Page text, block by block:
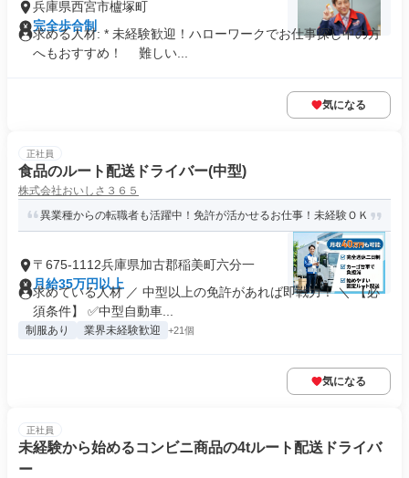
兵庫県西宮市櫨塚町
完全歩合制
求める人材: * 未経験歓迎！ハローワークでお仕事探し中の方
へもおすすめ！ 難しい...
気になる
正社員
食品のルート配送ドライバー(中型)
株式会社おいしさ３６５
異業種からの転職者も活躍中！免許が活かせるお仕事！未経験ＯＫ
〒675-1112兵庫県加古郡稲美町六分一
月給35万円以上
求めている人材 ／ 中型以上の免許があれば即戦力！ ＼ 【必
須条件】 ✅中型自動車...
制服あり 業界未経験歓迎 +21個
気になる
正社員
未経験から始めるコンビニ商品の4tルート配送ドライバ
ー